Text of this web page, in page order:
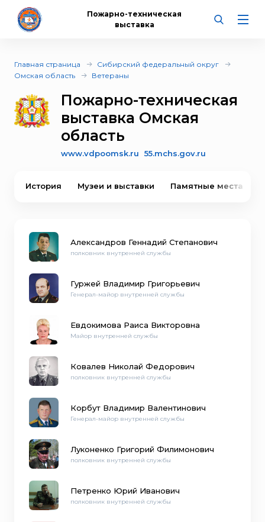
Пожарно-техническая
выставка
Главная страница
Сибирский федеральный округ
Омская область
Ветераны
Пожарно-техническая
выставка Омская
область
www.vdpoomsk.ru 55.mchs.gov.ru
История Музеи и выставки Памятные места
Александров Геннадий Степанович
полковник внутренней службы
Гуржей Владимир Григорьевич
Генерал-майор внутренней службы
Евдокимова Раиса Викторовна
Майор внутренней службы
Ковалев Николай Федорович
полковник внутренней службы
Корбут Владимир Валентинович
Генерал-майор внутренней службы
Луконенко Григорий Филимонович
полковник внутренней службы
Петренко Юрий Иванович
полковник внутренней службы